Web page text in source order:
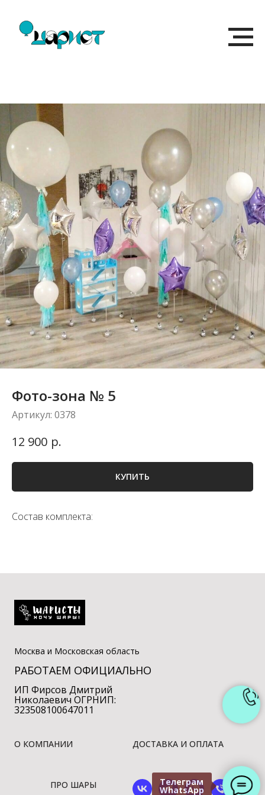
Телеграм
WhatsApp
Фото-зона № 5
Артикул: 0378
12 900 р.
КУПИТЬ
Состав комплекта:
Москва и Московская область
РАБОТАЕМ ОФИЦИАЛЬНО
ИП Фирсов Дмитрий
Николаевич ОГРНИП:
323508100647011
О КОМПАНИИ ДОСТАВКА И ОПЛАТА
ПРО ШАРЫ